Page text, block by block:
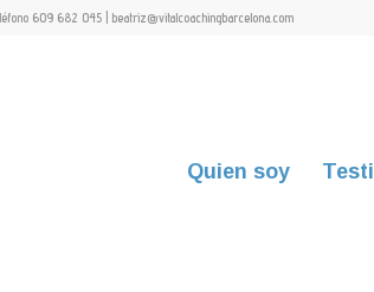
609 682 045 | beatriz@vitalcoachingbarcelona.com
Quien soy